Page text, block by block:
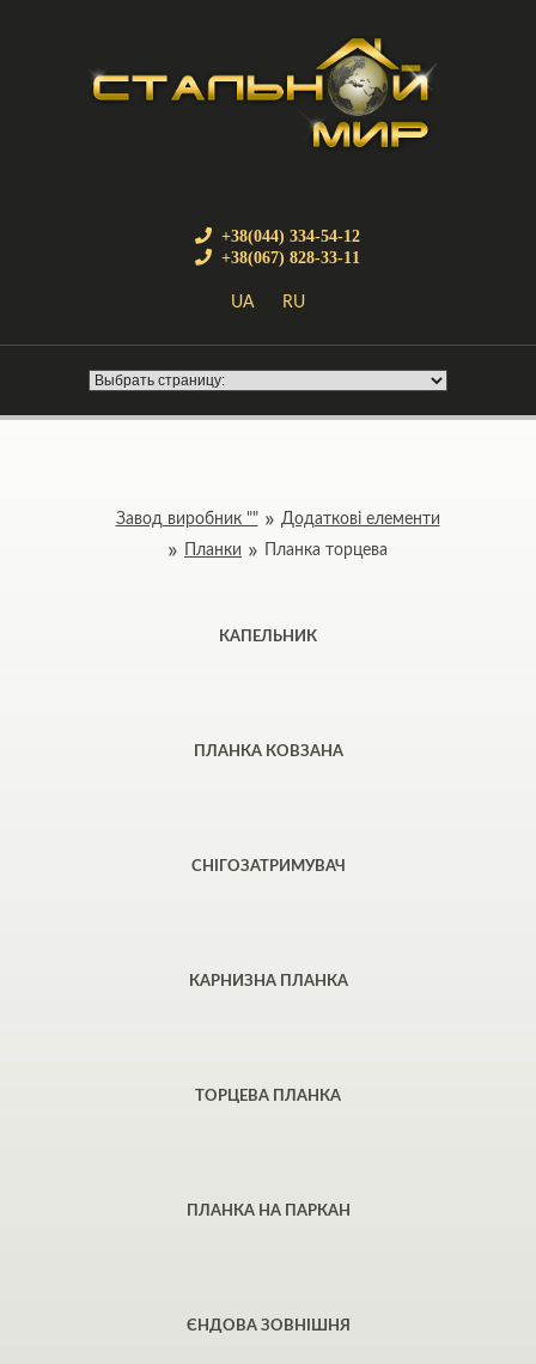
+38(044) 334-54-12
+38(067) 828-33-11
UA RU
Завод виробник ""
Додаткові елементи
Планки
Планка торцева
КАПЕЛЬНИК
ПЛАНКА КОВЗАНА
СНІГОЗАТРИМУВАЧ
КАРНИЗНА ПЛАНКА
ТОРЦЕВА ПЛАНКА
ПЛАНКА НА ПАРКАН
ЄНДОВА ЗОВНІШНЯ